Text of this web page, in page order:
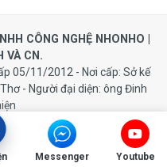
Messenger Youtube
CÔNG NGHỆ NHONHO |
VÀ CN.
05/11/2012 - Nơi cấp: Sở kế
- Người đại diện: ông Đinh